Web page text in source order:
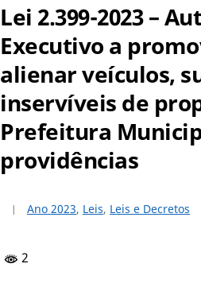
Lei 2.399-2023 –
Executivo a
alienar veículos,
inservíveis de
Prefeitura
providências
Ano 2023, Leis, Leis e Decretos
2